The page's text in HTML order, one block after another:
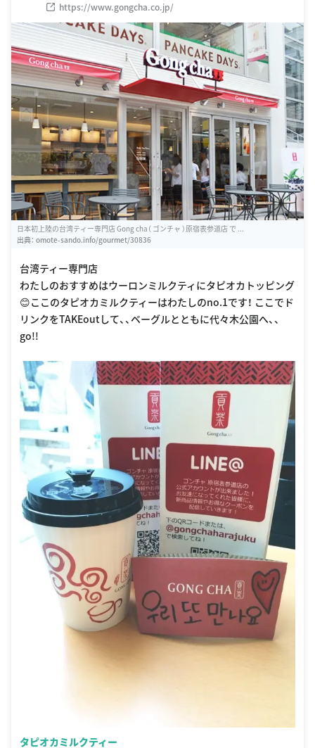
https://www.gongcha.co.jp/
日本初上陸の台湾ティー専門店 Gong cha（ ゴンチャ ）原宿表参道店 で ...
出典： omote-sando.info/gourmet/30836
台湾ティー専門店
わたしのおすすめはウーロンミルクティにタピオカトッピング
😊ここのタピオカミルクティーはわたしのno.1です！ ここでド
リンクをTAKEoutして、、ベーグルとともに代々木公園へ、、
go!!
タピオカミルクティー